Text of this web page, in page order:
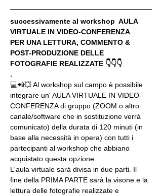
successivamente al workshop  AULA
VIRTUALE IN VIDEO-CONFERENZA
PER UNA LETTURA, COMMENTO &
POST-PRODUZIONE DELLE
FOTOGRAFIE REALIZZATE 👇👇👇
.
💻📲💥 Al workshop sul campo è possibile
integrare un' AULA VIRTUALE IN VIDEO-
CONFERENZA di gruppo (ZOOM o altro
canale/software che in sostituzione verrà
comunicato) della durata di 120 minuti (in
base alla necessità in opera) con tutti i
partecipanti al workshop che abbiano
acquistato questa opzione.
L'aula virtuale sarà divisa in due parti. Il
fine della PRIMA PARTE sarà la visone e la
lettura delle fotografie realizzate e